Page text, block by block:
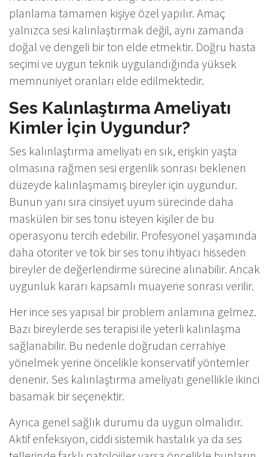
planlama tamamen kişiye özel yapılır. Amaç
yalnızca sesi kalınlaştırmak değil, aynı zamanda
doğal ve dengeli bir ton elde etmektir. Doğru hasta
seçimi ve uygun teknik uygulandığında yüksek
memnuniyet oranları elde edilmektedir.
Ses Kalınlaştırma Ameliyatı
Kimler İçin Uygundur?
Ses kalınlaştırma ameliyatı en sık, erişkin yaşta
olmasına rağmen sesi ergenlik sonrası beklenen
düzeyde kalınlaşmamış bireyler için uygundur.
Bunun yanı sıra cinsiyet uyum sürecinde daha
maskülen bir ses tonu isteyen kişiler de bu
operasyonu tercih edebilir. Profesyonel yaşamında
daha otoriter ve tok bir ses tonu ihtiyacı hisseden
bireyler de değerlendirme sürecine alınabilir. Ancak
uygunluk kararı kapsamlı muayene sonrası verilir.
Her ince ses yapısal bir problem anlamına gelmez.
Bazı bireylerde ses terapisi ile yeterli kalınlaşma
sağlanabilir. Bu nedenle doğrudan cerrahiye
yönelmek yerine öncelikle konservatif yöntemler
denenir. Ses kalınlaştırma ameliyatı genellikle ikinci
basamak bir seçenektir.
Ayrıca genel sağlık durumu da uygun olmalıdır.
Aktif enfeksiyon, ciddi sistemik hastalık ya da ses